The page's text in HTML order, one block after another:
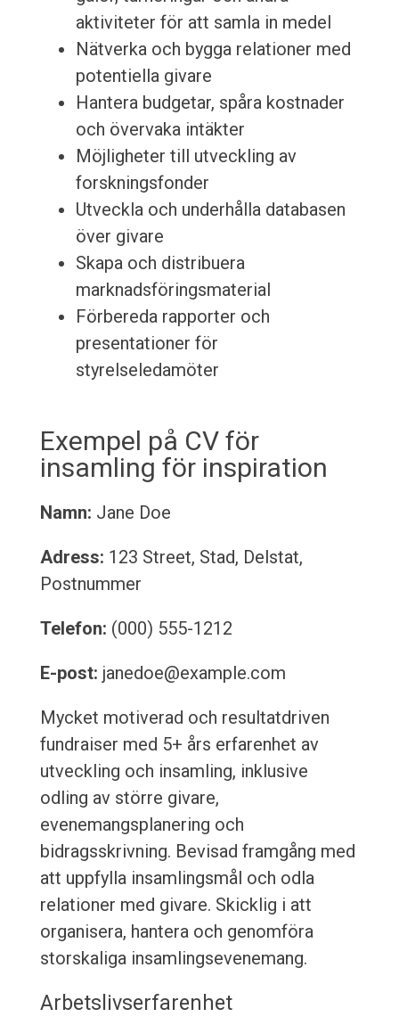
aktiviteter för att samla in medel
Nätverka och bygga relationer med
potentiella givare
Hantera budgetar, spåra kostnader
och övervaka intäkter
Möjligheter till utveckling av
forskningsfonder
Utveckla och underhålla databasen
över givare
Skapa och distribuera
marknadsföringsmaterial
Förbereda rapporter och
presentationer för
styrelseledamöter
Exempel på CV för
insamling för inspiration
Namn: Jane Doe
Adress: 123 Street, Stad, Delstat,
Postnummer
Telefon: (000) 555-1212
E-post: janedoe@example.com
Mycket motiverad och resultatdriven
fundraiser med 5+ års erfarenhet av
utveckling och insamling, inklusive
odling av större givare,
evenemangsplanering och
bidragsskrivning. Bevisad framgång med
att uppfylla insamlingsmål och odla
relationer med givare. Skicklig i att
organisera, hantera och genomföra
storskaliga insamlingsevenemang.
Arbetslivserfarenhet